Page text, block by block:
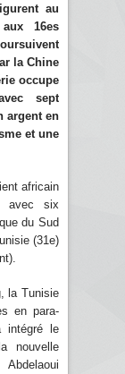
au
16es
la Chine
occupe
sept
argent en
et une
africain
avec six
du Sud
(31e)
la Tunisie
en para-
intégré le
nouvelle